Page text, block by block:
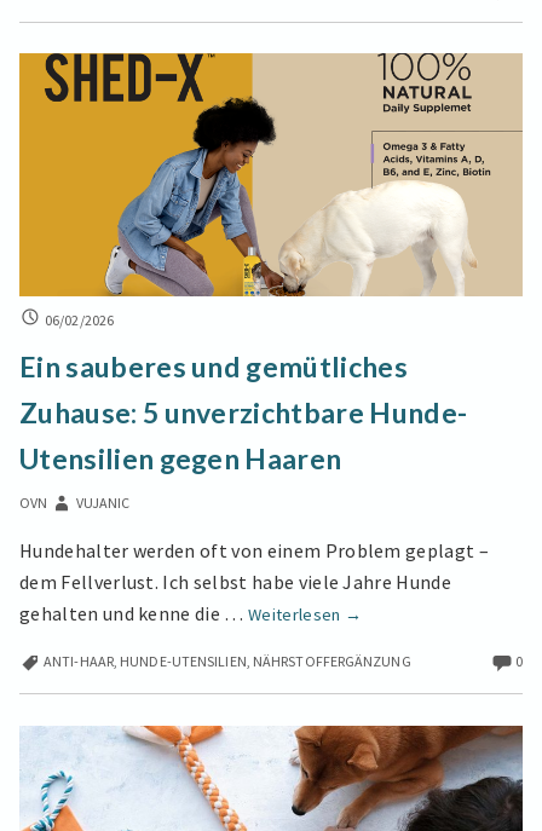
besser?
Diese
5
Irrtümer
sollten
Sie
kennen.
EIN
UND
ZUHAUSE:
UNVERZICHTBARE
UTENSILIEN
HAAREN
06/02/2026
Ein sauberes und gemütliches
Zuhause: 5 unverzichtbare Hunde-
Utensilien gegen Haaren
OVN VUJANIC
Hundehalter werden oft von einem Problem geplagt –
dem Fellverlust. Ich selbst habe viele Jahre Hunde
gehalten und kenne die …Weiterlesen
Ein
und
gemütliches
Zuhause:
5
unverzichtbare
Hunde-
→
ANTI-HAAR, HUNDE-UTENSILIEN, NÄHRSTOFFERGÄNZUNG 0